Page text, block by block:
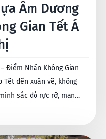
Âm Dương
Gian Tết Á
Điểm Nhấn Không Gian
Tết đến xuân về, không
sắc đỏ rực rỡ, man…